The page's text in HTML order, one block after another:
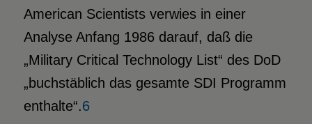
American Scientists verwies in einer
Analyse Anfang 1986 darauf, daß die
„Military Critical Technology List“ des DoD
„buchstäblich das gesamte SDI Programm
enthalte“.6